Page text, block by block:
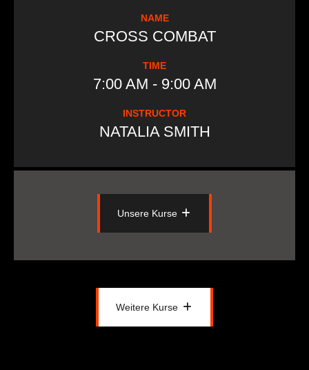
NAME
CROSS COMBAT
TIME
7:00 AM - 9:00 AM
INSTRUCTOR
NATALIA SMITH
Unsere Kurse
Weitere Kurse